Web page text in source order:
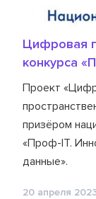
Цифровая
конкурса
Проект
призёром
«Проф-IT.
данные».
20 апреля